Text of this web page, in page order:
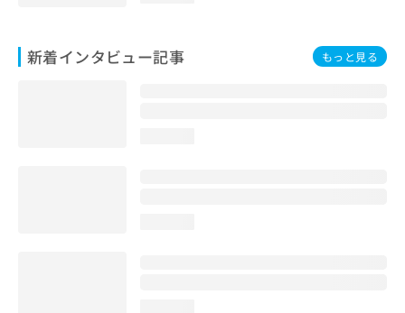
新着インタビュー記事 もっと見る